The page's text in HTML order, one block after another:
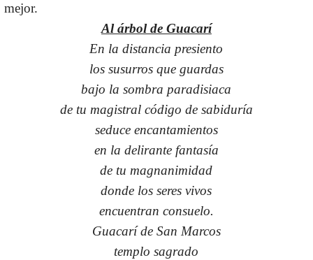
mejor.
Al árbol de Guacarí
En la distancia presiento
los susurros que guardas
bajo la sombra paradisiaca
de tu magistral código de sabiduría
seduce encantamientos
en la delirante fantasía
de tu magnanimidad
donde los seres vivos
encuentran consuelo.
Guacarí de San Marcos
templo sagrado